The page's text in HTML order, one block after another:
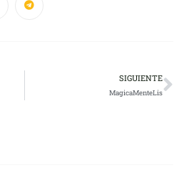
SIGUIENTE
MagicaMenteLis